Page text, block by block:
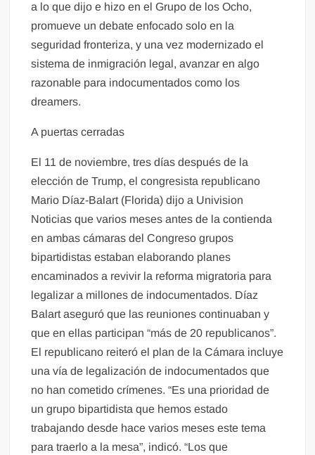
a lo que dijo e hizo en el Grupo de los Ocho,
promueve un debate enfocado solo en la
seguridad fronteriza, y una vez modernizado el
sistema de inmigración legal, avanzar en algo
razonable para indocumentados como los
dreamers.
A puertas cerradas
El 11 de noviembre, tres días después de la
elección de Trump, el congresista republicano
Mario Díaz-Balart (Florida) dijo a Univision
Noticias que varios meses antes de la contienda
en ambas cámaras del Congreso grupos
bipartidistas estaban elaborando planes
encaminados a revivir la reforma migratoria para
legalizar a millones de indocumentados. Díaz
Balart aseguró que las reuniones continuaban y
que en ellas participan “más de 20 republicanos”.
El republicano reiteró el plan de la Cámara incluye
una vía de legalización de indocumentados que
no han cometido crímenes. “Es una prioridad de
un grupo bipartidista que hemos estado
trabajando desde hace varios meses este tema
para traerlo a la mesa”, indicó. “Los que